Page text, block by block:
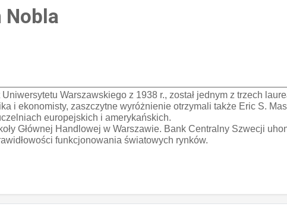
Nobla
Warszawskiego z 1938 r., został jednym z trzech
i ekonomisty, zaszczytne wyróżnienie otrzymali także Eric S.
europejskich i amerykańskich.
Głównej Handlowej w Warszawie. Bank Centralny Szwecji
funkcjonowania światowych rynków.